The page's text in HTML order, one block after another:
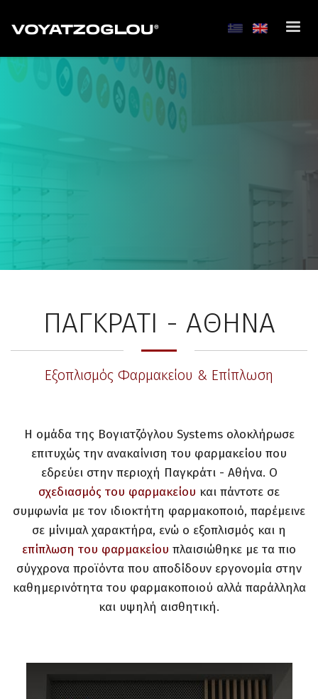
ΠΑΓΚΡΑΤΙ - ΑΘΗΝΑ
Εξοπλισμός Φαρμακείου & Επίπλωση
Η ομάδα της Βογιατζόγλου Systems ολοκλήρωσε
επιτυχώς την ανακαίνιση του φαρμακείου που
εδρεύει στην περιοχή Παγκράτι - Αθήνα. Ο
σχεδιασμός του φαρμακείου και πάντοτε σε
συμφωνία με τον ιδιοκτήτη φαρμακοποιό, παρέμεινε
σε μίνιμαλ χαρακτήρα, ενώ ο εξοπλισμός και η
επίπλωση του φαρμακείου πλαισιώθηκε με τα πιο
σύγχρονα προϊόντα που αποδίδουν εργονομία στην
καθημερινότητα του φαρμακοποιού αλλά παράλληλα
και υψηλή αισθητική.